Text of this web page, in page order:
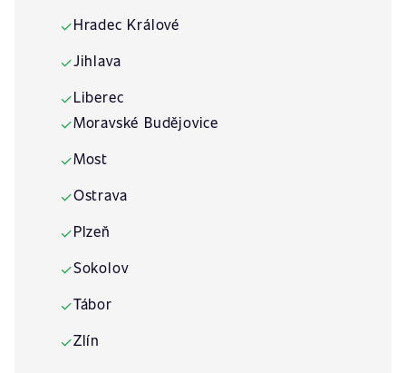
✓Hradec Králové
✓Jihlava
✓Liberec
✓Moravské Budějovice
✓Most
✓Ostrava
✓Plzeň
✓Sokolov
✓Tábor
✓Zlín